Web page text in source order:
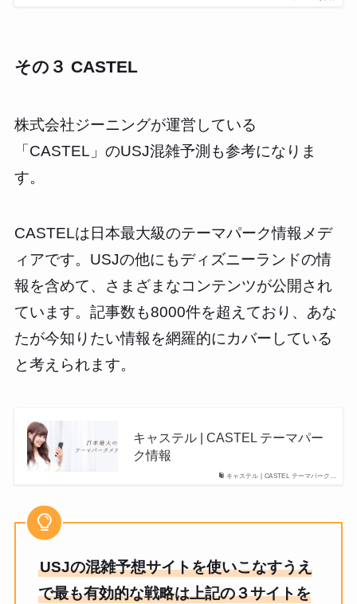
その３ CASTEL
株式会社ジーニングが運営している
「CASTEL」のUSJ混雑予測も参考になりま
す。
CASTELは日本最大級のテーマパーク情報メデ
ィアです。USJの他にもディズニーランドの情
報を含めて、さまざまなコンテンツが公開され
ています。記事数も8000件を超えており、あな
たが今知りたい情報を網羅的にカバーしている
と考えられます。
キャステル | CASTEL テーマパーク…
キャステル | CASTEL テーマパー
ク情報
USJの混雑予想サイトを使いこなすうえ
で最も有効的な戦略は上記の３サイトを